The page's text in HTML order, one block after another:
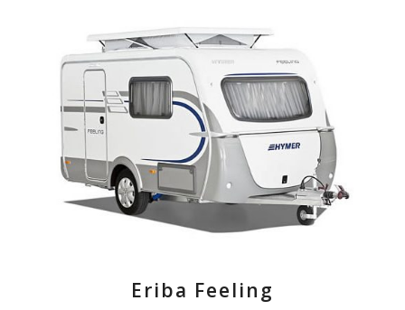
Eriba Feeling